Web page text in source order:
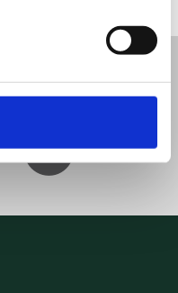
med andre: